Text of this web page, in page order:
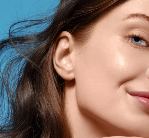
Profil
Mes
NOUVEAU
FAQ™ Pure Beauty-Tech Elixir
BREAKING NEWS
issa™ Teeth Whitening Set
Langue
English Deutsch
Français
Polski
Türkçe
简体中文